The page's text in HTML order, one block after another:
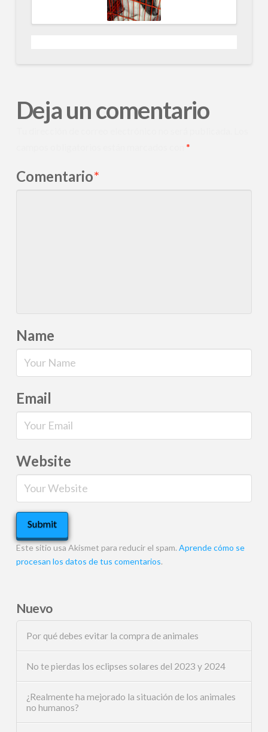
Deja un comentario
*
Comentario*
Name
Email
Website
Este sitio usa Akismet para reducir el spam. Aprende cómo se
procesan los datos de tus comentarios.
Nuevo
Por qué debes evitar la compra de animales
No te pierdas los eclipses solares del 2023 y 2024
¿Realmente ha mejorado la situación de los animales
no humanos?